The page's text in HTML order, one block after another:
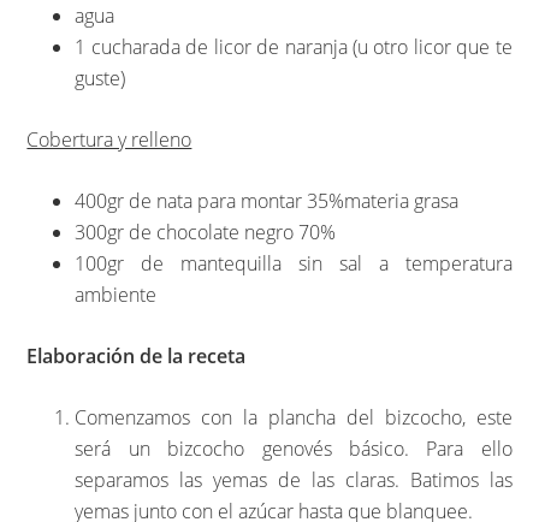
agua
1 cucharada de licor de naranja (u otro licor que te
guste)
Cobertura y relleno
400gr de nata para montar 35%materia grasa
300gr de chocolate negro 70%
100gr de mantequilla sin sal a temperatura
ambiente
Elaboración de la receta
Comenzamos con la plancha del bizcocho, este
será un bizcocho genovés básico. Para ello
separamos las yemas de las claras. Batimos las
yemas junto con el azúcar hasta que blanquee.